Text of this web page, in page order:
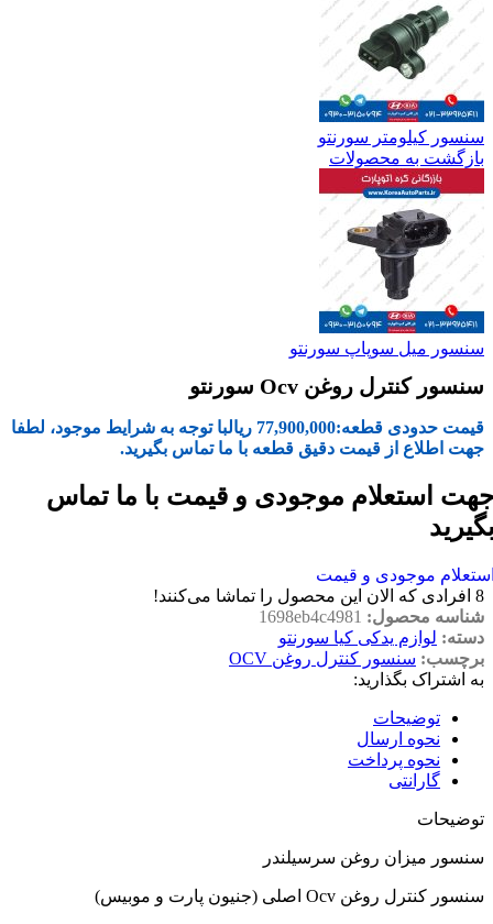
سنسور کیلومتر سورنتو
بازگشت به محصولات
سنسور میل سوپاپ سورنتو
سنسور کنترل روغن Ocv سورنتو
قیمت حدودی قطعه:77,900,000 ریالبا توجه به شرایط موجود، لطفا
جهت اطلاع از قیمت دقیق قطعه با ما تماس بگیرید.
استعلام موجودی و قیمت با ما تماس
موجودی و قیمت
8 افرادی که الان این محصول را تماشا می‌کنند!
شناسه محصول: 1698eb4c4981
دسته: لوازم یدکی کیا سورنتو
برچسب: سنسور کنترل روغن OCV
به اشتراک بگذارید:
توضیحات
نحوه ارسال
نحوه پرداخت
گارانتی
توضیحات
سنسور میزان روغن سرسیلندر
سنسور کنترل روغن Ocv اصلی (جنیون پارت و موبیس)